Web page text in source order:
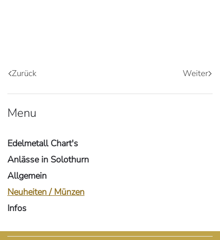
Zurück Weiter
Menu
Edelmetall Chart's
Anlässe in Solothurn
Allgemein
Neuheiten / Münzen
Infos